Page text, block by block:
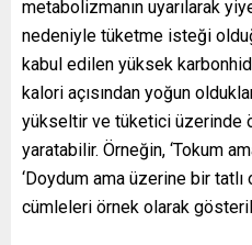
metabolizmanın uyarılarak
nedeniyle tüketme isteği
kabul edilen yüksek
kalori açısından yoğun
yükseltir ve tüketici üzerinde
yaratabilir. Örneğin, ‘Tokum
‘Doydum ama üzerine bir
cümleleri örnek olarak